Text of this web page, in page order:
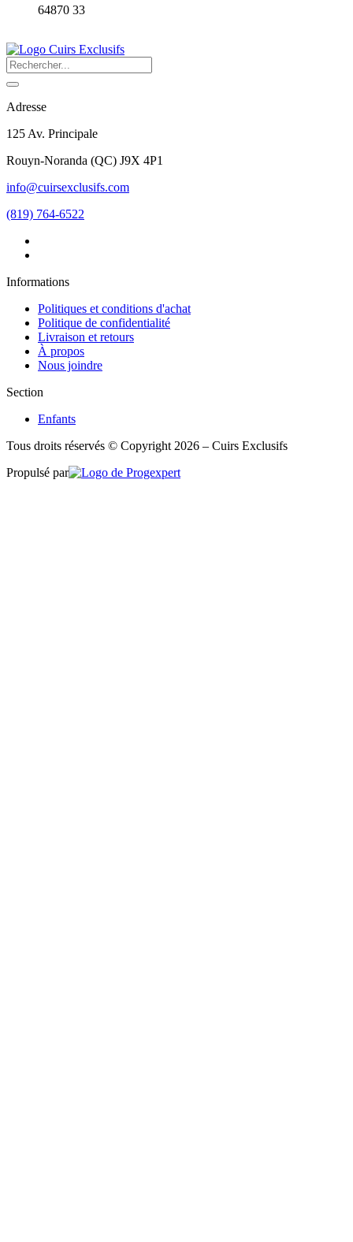
64870 33
Adresse
125 Av. Principale
Rouyn-Noranda (QC) J9X 4P1
info@cuirsexclusifs.com
(819) 764-6522
Informations
Politiques et conditions d'achat
Politique de confidentialité
Livraison et retours
À propos
Nous joindre
Section
Enfants
Tous droits réservés © Copyright 2026 – Cuirs Exclusifs
Propulsé par